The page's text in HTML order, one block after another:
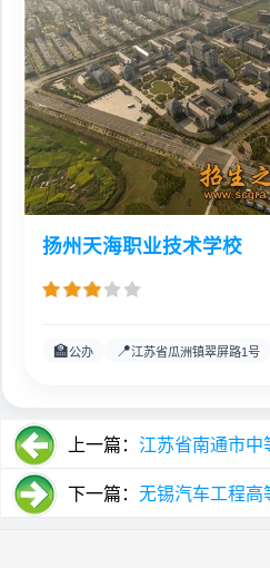
扬州天海职业技术学校
🏫公办 📍江苏省瓜洲镇翠屏路1号
上一篇： 江苏省南通市中
下一篇： 无锡汽车工程高